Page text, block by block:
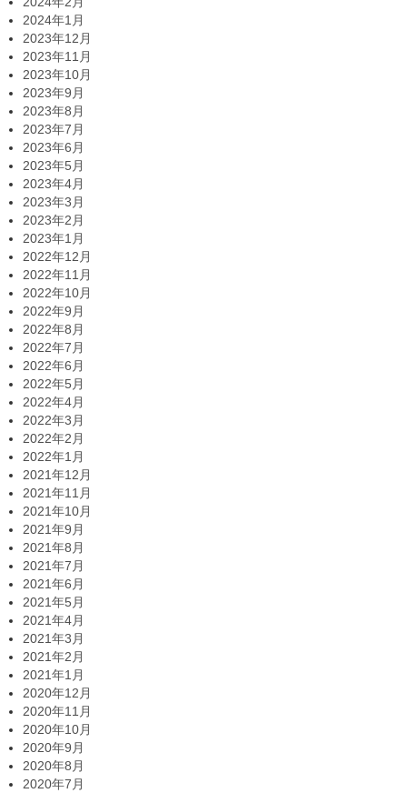
2024年1月
2023年12月
2023年11月
2023年10月
2023年9月
2023年8月
2023年7月
2023年6月
2023年5月
2023年4月
2023年3月
2023年2月
2023年1月
2022年12月
2022年11月
2022年10月
2022年9月
2022年8月
2022年7月
2022年6月
2022年5月
2022年4月
2022年3月
2022年2月
2022年1月
2021年12月
2021年11月
2021年10月
2021年9月
2021年8月
2021年7月
2021年6月
2021年5月
2021年4月
2021年3月
2021年2月
2021年1月
2020年12月
2020年11月
2020年10月
2020年9月
2020年8月
2020年7月